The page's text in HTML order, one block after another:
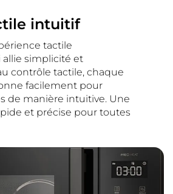
intuitif
tactile
simplicité et
contrôle tactile, chaque
facilement pour
de manière intuitive. Une
et précise pour toutes